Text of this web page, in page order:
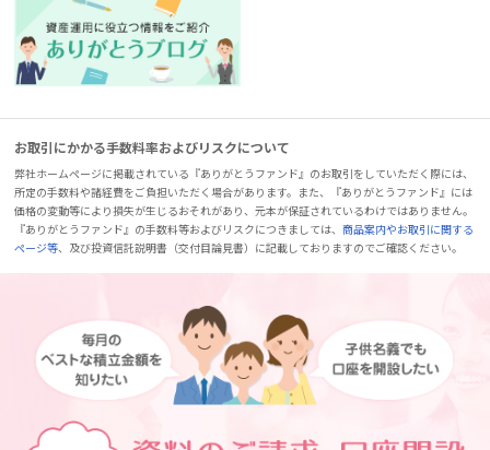
お取引にかかる手数料率およびリスクについて
弊社ホームページに掲載されている『ありがとうファンド』のお取引をしていただく際には、
所定の手数料や諸経費をご負担いただく場合があります。また、『ありがとうファンド』には
価格の変動等により損失が生じるおそれがあり、元本が保証されているわけではありません。
『ありがとうファンド』の手数料等およびリスクにつきましては、商品案内やお取引に関する
ページ等、及び投資信託説明書（交付目論見書）に記載しておりますのでご確認ください。